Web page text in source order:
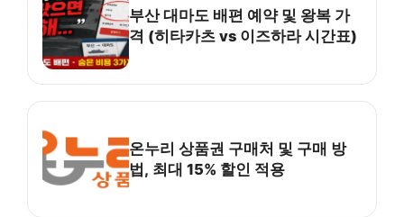
부산 대마도 배편 예약 및 왕복 가
격 (히타카츠 vs 이즈하라 시간표)
온누리 상품권 구매처 및 구매 방
법, 최대 15% 할인 적용